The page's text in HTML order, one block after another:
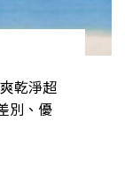
乾淨超
別、優